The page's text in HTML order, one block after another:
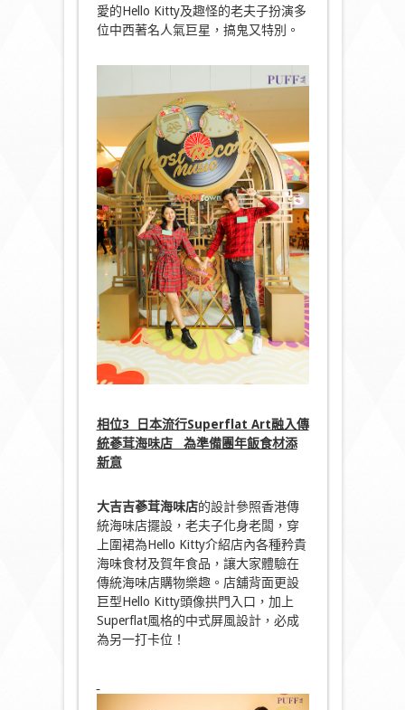
愛的Hello Kitty及趣怪的老夫子扮演多
位中西著名人氣巨星，搞鬼又特別。
相位3 日本流行Superflat Art融入傳
統蔘茸海味店 為準備團年飯食材添
新意
大吉吉蔘茸海味店的設計參照香港傳
統海味店擺設，老夫子化身老闆，穿
上圍裙為Hello Kitty介紹店內各種矜貴
海味食材及賀年食品，讓大家體驗在
傳統海味店購物樂趣。店舖背面更設
巨型Hello Kitty頭像拱門入口，加上
Superflat風格的中式屏風設計，必成
為另一打卡位！